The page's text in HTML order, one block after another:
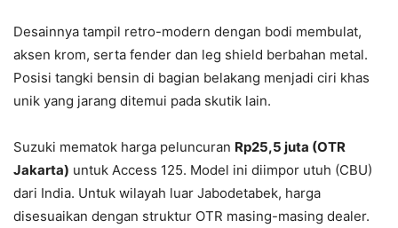
Desainnya tampil retro-modern dengan bodi membulat,
aksen krom, serta fender dan leg shield berbahan metal.
Posisi tangki bensin di bagian belakang menjadi ciri khas
unik yang jarang ditemui pada skutik lain.
Suzuki mematok harga peluncuran Rp25,5 juta (OTR
Jakarta) untuk Access 125. Model ini diimpor utuh (CBU)
dari India. Untuk wilayah luar Jabodetabek, harga
disesuaikan dengan struktur OTR masing-masing dealer.